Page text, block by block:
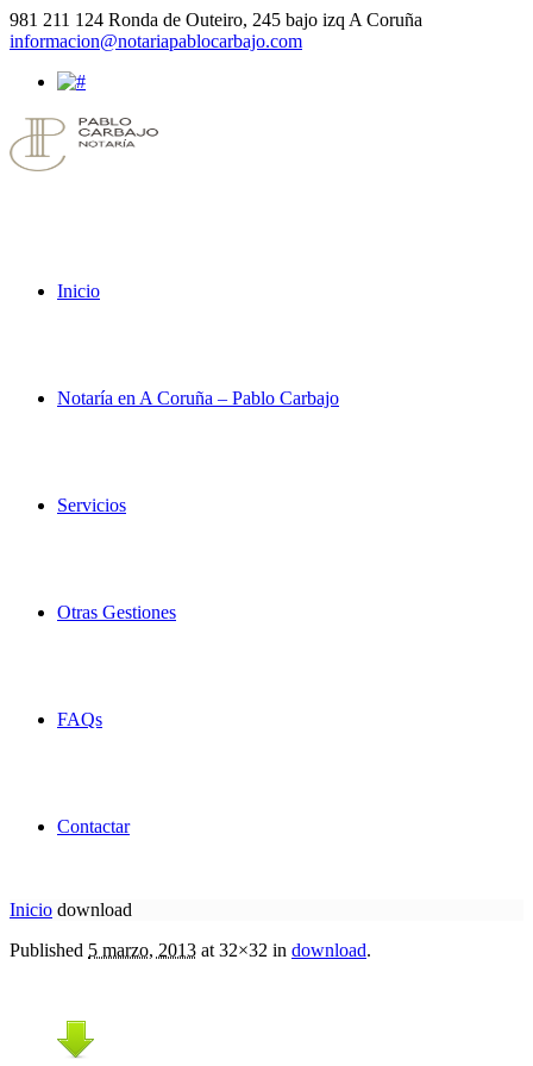
981 211 124 Ronda de Outeiro, 245 bajo izq A Coruña
informacion@notariapablocarbajo.com
Inicio
Notaría en A Coruña – Pablo Carbajo
Servicios
Otras Gestiones
FAQs
Contactar
Inicio download
Published 5 marzo, 2013 at 32×32 in download.